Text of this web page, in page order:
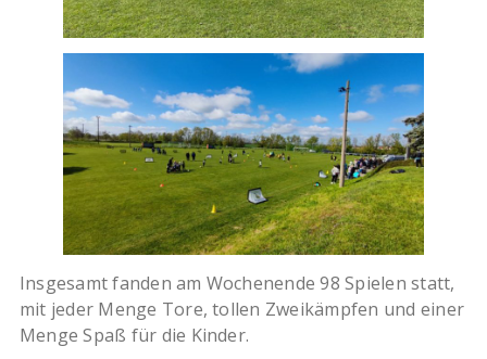
Insgesamt fanden am Wochenende 98 Spielen statt,
mit jeder Menge Tore, tollen Zweikämpfen und einer
Menge Spaß für die Kinder.